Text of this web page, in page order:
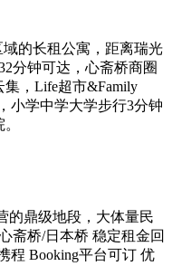
的长租公寓，距离瑞光
分钟可达，心斋桥商圈
，Life超市&Family
小学中学大学步行3分钟
的鼎级地段，大体量民
斋桥/日本桥 稳定租金回
程 Booking平台可订 优